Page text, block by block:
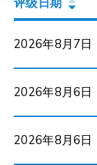
2026年8月7日
2026年8月6日
2026年8月6日